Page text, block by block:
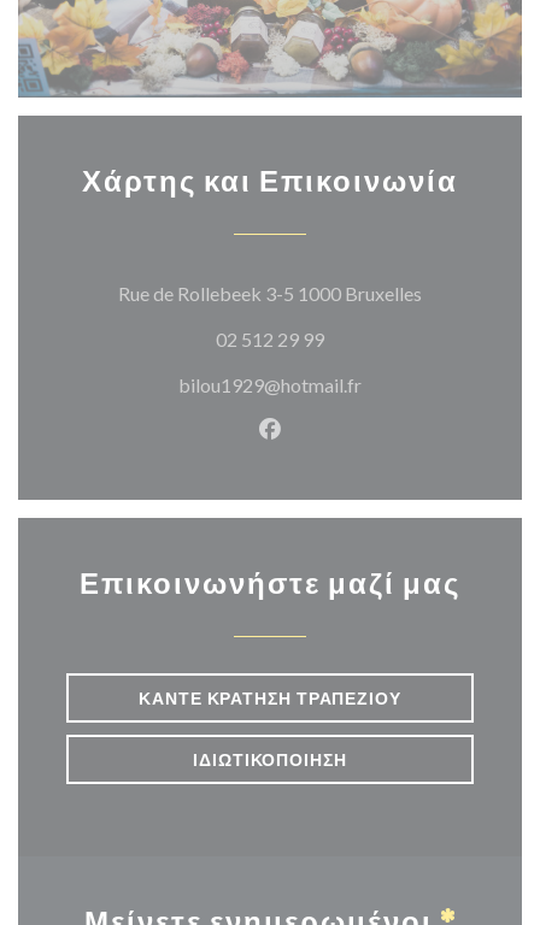
Χάρτης και Επικοινωνία
Rue de Rollebeek 3-5 1000 Bruxelles
02 512 29 99
bilou1929@hotmail.fr
Facebook ((ανοίγει σε νέο
Επικοινωνήστε μαζί μας
ΚΆΝΤΕ ΚΡΆΤΗΣΗ ΤΡΑΠΕΖΙΟΎ
ΙΔΙΩΤΙΚΟΠΟΊΗΣΗ